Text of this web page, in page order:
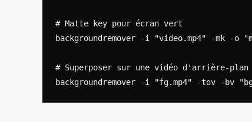
# Matte key pour écran vert
backgroundremover -i "video.mp4" -mk -o
# Superposer sur une vidéo d'arrière-plan